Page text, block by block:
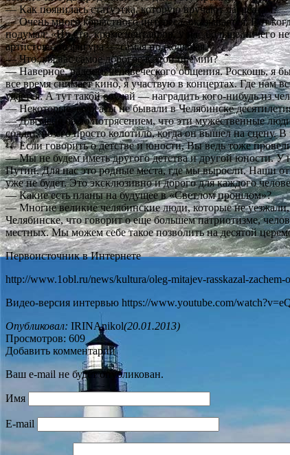
— Как появилась статуэтка, которую вручают лауреатам?
— Очень много корыстного интереса, оказывается. Вот
подумал: «Ну что, кроме кентавров, у нас больше ничего
артистов, эта фигура — самая подходящая.
— Что для вас самое дорогое в этой премии?
— Наверное, радость человеческого общения. Роскошь, я
все время снимает кино, я участвую в концертах. Где
удается. А тут такой случай — наградить кого-нибудь из
— Некоторые лауреаты не бывали в Челябинске
— Для меня было потрясением, что эти мужественные
солдат, но его просто колотило, когда он вышел на сцену.
— Если говорить о детстве и юности, Вы ведь тоже
— Мы не будем иметь другого детства и другой юности. У
Путин. Для нас это родные места, где мы выросли. Наши
уже не будет. Это эксклюзивно и дорого для каждого
— Какие есть планы на будущее в «Светлом прошлом»?
— Многие великие челябинские люди, которые не уезжали,
Челябинске, что говорит о еще большем патриотизме,
местных. Мы можем себе такое позволить на десятой
Первоисточник в Интернете
http://www.1obl.ru/news/kultura/oleg-mitajev-rasskazal-
Видео-версия интервью https://www.youtube.com/
Опубликовал: IRINAnikol(20.01.2013)
Просмотров: 609
Добавить комментарий
Ваш e-mail не будет опубликован.
Имя
E-mail